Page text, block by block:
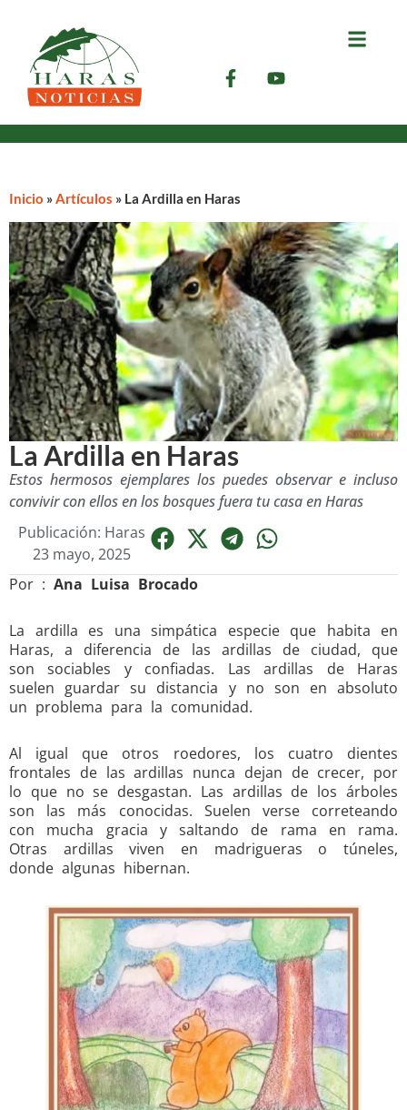
Inicio »Artículos » La Ardilla en Haras
La Ardilla en Haras
Estos hermosos ejemplares los puedes observar e incluso
convivir con ellos en los bosques fuera tu casa en Haras
Publicación: Haras
23 mayo, 2025
Por : Ana Luisa Brocado
La ardilla es una simpática especie que habita en
Haras, a diferencia de las ardillas de ciu­dad, que
son sociables y confiadas. Las ardi­llas de Haras
suelen guardar su distancia y no son en absoluto
un problema para la comunidad.
Al igual que otros roedores, los cuatro dien­tes
frontales de las ardillas nunca dejan de cre­cer, por
lo que no se des­gastan. Las ardillas de los árboles
son las más conocidas. Sue­len verse corretean­do
con mucha gracia y saltando de rama en rama.
Otras ardillas viven en madrigue­ras o túneles,
donde algunas hibernan.